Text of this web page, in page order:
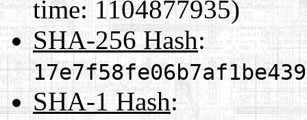
time: 1104877935)
SHA-256 Hash:
SHA-1 Hash: